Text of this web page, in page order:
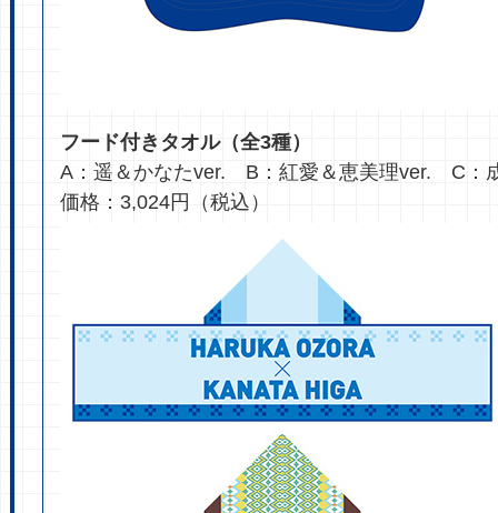
フード付きタオル（全3種）
A：遥＆かなたver. B：紅愛＆恵美理ver. C：
価格：3,024円（税込）